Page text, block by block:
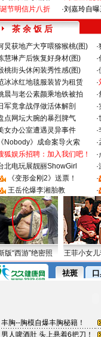
节明信片八折
·刘嘉玲自曝
茶 余 饭 后
炅获地产大亨喂猕猴桃(图) ·
慧琳产后恢复好身材(图) ·
桃街头休闲装秀性感(图) ·
冰冰红地毯服装皆为租赁 ·
晨与老公素颜乘地铁被拍 ·
军竟拿战俘做活体解剖 ·
点网坛大腕的暴烈脾气 ·
女办公室遭遇灵异事件 ·
《Nobody》成命案导火索 ·
狐娱乐招聘：加入我们吧！ ·
北电玩展靓丽ShowGirl ·
《变形金刚2》送票！ ·
王岳伦爆李湘胎教 ·
版“西游”绝密照 王菲小女